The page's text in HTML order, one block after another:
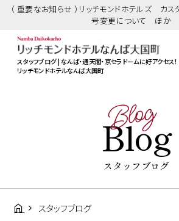
（ 重要なお知らせ ）リッチモンドホテルズ カ
号変更について ほか
スタッフブログ | なんば・通天閣・京セラドームに好アクセス！
リッチモンドホテルなんば大国町
Blog
Blog
スタッフブログ
スタッフブログ